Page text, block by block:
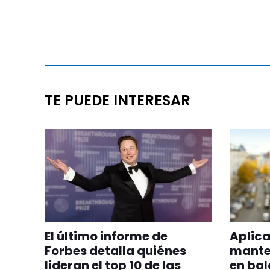
TE PUEDE INTERESAR
El último informe de
Forbes detalla quiénes
lideran el top 10 de las
en